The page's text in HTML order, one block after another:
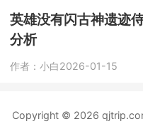
英雄没有闪古神遗迹
分析
作者：小白2026-01-15
Copyright © 2026